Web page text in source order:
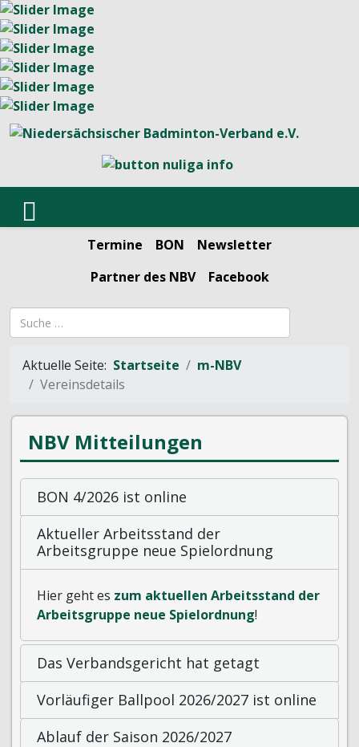
Termine BON
Newsletter
Partner des NBV
Facebook
Suchbegriff
Aktuelle Seite: Startseite
m-NBV
Vereinsdetails
NBV Mitteilungen
BON 4/2026 ist online
Aktueller Arbeitsstand der
Arbeitsgruppe neue Spielordnung
Hier geht es zum aktuellen Arbeitsstand der
Arbeitsgruppe neue Spielordnung!
Das Verbandsgericht hat getagt
Vorläufiger Ballpool 2026/2027 ist online
Ablauf der Saison 2026/2027